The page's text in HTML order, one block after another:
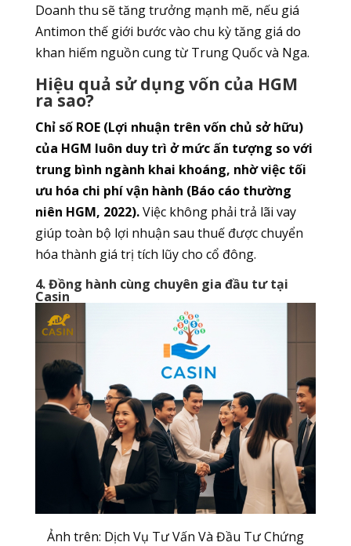
Doanh thu sẽ tăng trưởng mạnh mẽ, nếu giá
Antimon thế giới bước vào chu kỳ tăng giá do
khan hiếm nguồn cung từ Trung Quốc và Nga.
Hiệu quả sử dụng vốn của HGM
ra sao?
Chỉ số ROE (Lợi nhuận trên vốn chủ sở hữu)
của HGM luôn duy trì ở mức ấn tượng so với
trung bình ngành khai khoáng, nhờ việc tối
ưu hóa chi phí vận hành (Báo cáo thường
niên HGM, 2022).Việc không phải trả lãi vay
giúp toàn bộ lợi nhuận sau thuế được chuyển
hóa thành giá trị tích lũy cho cổ đông.
4. Đồng hành cùng chuyên gia đầu tư tại
Casin
Ảnh trên: Dịch Vụ Tư Vấn Và Đầu Tư Chứng